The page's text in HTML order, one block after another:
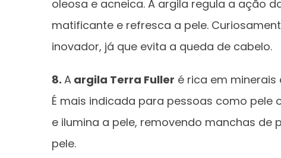
oleosa e acneica. A argila regula a ação
matificante e refresca a pele.
inovador, já que evita a queda de cabelo.
8. A argila Terra Fuller é rica em
É mais indicada para pessoas como pele
e ilumina a pele, removendo manchas
pele.